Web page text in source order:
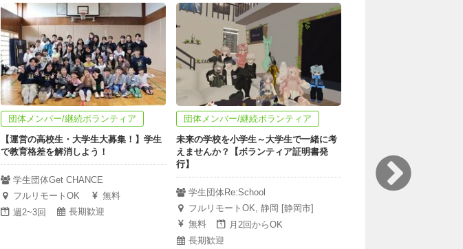
団体メンバー/継続ボランティア
【運営の高校生・大学生大募集！】学生
で教育格差を解消しよう！
学生団体Get CHANCE
フルリモートOK
無料
週2~3回
長期歓迎
団体メンバー/継続ボランティア
未来の学校を小学生～大学生で一緒に考
えませんか？【ボランティア証明書発
行】
学生団体Re:School
フルリモートOK, 静岡 [静岡市]
無料
月2回からOK
長期歓迎
mimamo/学びと対話の